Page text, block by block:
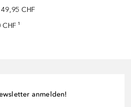
CHF
¹
anmelden!